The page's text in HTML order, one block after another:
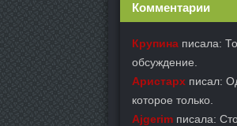
Комментарии
Крупина писала:
обсуждение.
Аристарх писал:
которое только.
Ajgerim писала: